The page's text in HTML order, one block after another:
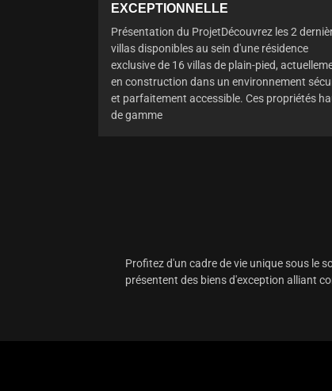
EXCEPTIONNELLE
Présentation du ProjetDécouvrez les 2
villas disponibles au sein d'une résidence
exclusive de 16 villas de plain-pied,
en construction dans un environnement
et parfaitement accessible. Ces propriétés
de gamme
Profitez d'un cadre de vie unique sous le
présentent des biens d'exception alliant